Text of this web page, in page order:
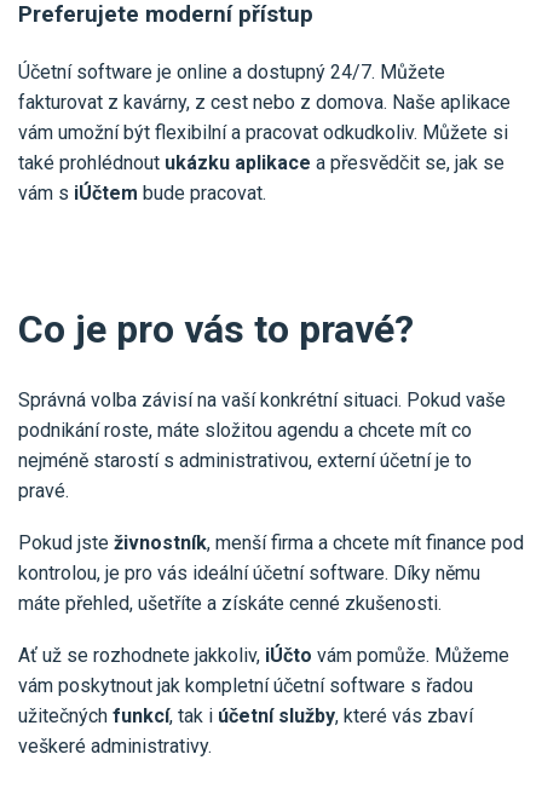
Preferujete moderní přístup
Účetní software je online a dostupný 24/7. Můžete
fakturovat z kavárny, z cest nebo z domova. Naše aplikace
vám umožní být flexibilní a pracovat odkudkoliv. Můžete si
také prohlédnout ukázku aplikace a přesvědčit se, jak se
vám s iÚčtem bude pracovat.
Co je pro vás to pravé?
Správná volba závisí na vaší konkrétní situaci. Pokud vaše
podnikání roste, máte složitou agendu a chcete mít co
nejméně starostí s administrativou, externí účetní je to
pravé.
Pokud jste živnostník, menší firma a chcete mít finance pod
kontrolou, je pro vás ideální účetní software. Díky němu
máte přehled, ušetříte a získáte cenné zkušenosti.
Ať už se rozhodnete jakkoliv, iÚčto vám pomůže. Můžeme
vám poskytnout jak kompletní účetní software s řadou
užitečných funkcí, tak i účetní služby, které vás zbaví
veškeré administrativy.